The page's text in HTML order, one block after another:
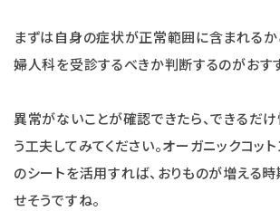
まずは自身の症状が正常範囲に含まれるか
婦人科を受診するべきか判断するのがおす
異常がないことが確認できたら、できるだ
う工夫してみてください。オーガニックコッ
のシートを活用すれば、おりものが増える
せそうですね。